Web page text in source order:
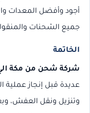
أجود وأفضل المعدات
جميع الشحنات
الخاتمة
شركة شحن من مكة
عديدة قبل إنجاز
وتنزيل ونقل العفش،